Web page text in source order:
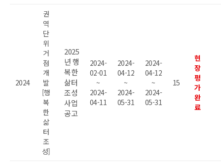
2024
권
역
단
위
거
점
개
발
[행
복
한
삶
터
조
성]
2025
년 행
복한
삶터
조성
사업
공고
2024-
02-01
~
2024-
04-11
2024-
04-12
~
2024-
05-31
2024-
04-12
~
2024-
05-31
15
현
장
평
가
완
료